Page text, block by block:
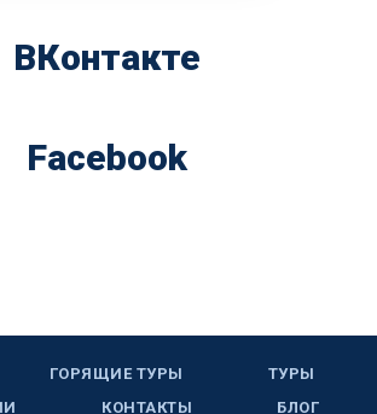
ВКонтакте
Facebook
ГОРЯЩИЕ ТУРЫ
ТУРЫ
КОНТАКТЫ БЛОГ